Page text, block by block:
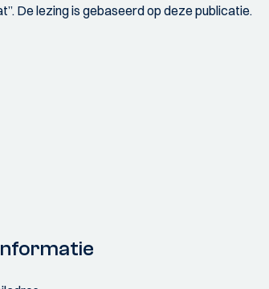
De lezing is gebaseerd op deze publicatie.